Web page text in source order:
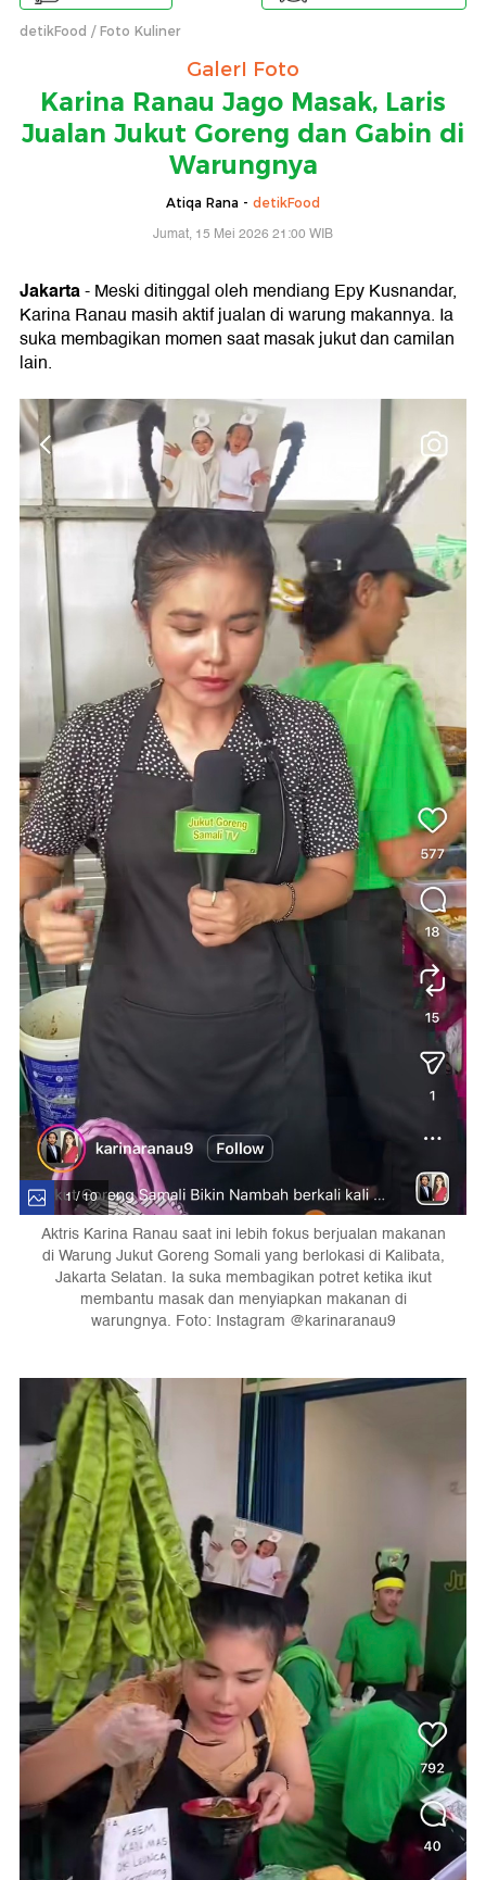
detikFood Foto Kuliner
GalerI Foto
Karina Ranau Jago Masak, Laris
Jualan Jukut Goreng dan Gabin di
Warungnya
Atiqa Rana - detikFood
Jumat, 15 Mei 2026 21:00 WIB
Jakarta- Meski ditinggal oleh mendiang Epy Kusnandar,
Karina Ranau masih aktif jualan di warung makannya. Ia
suka membagikan momen saat masak jukut dan camilan
lain.
1 / 10
Aktris Karina Ranau saat ini lebih fokus berjualan makanan
di Warung Jukut Goreng Somali yang berlokasi di Kalibata,
Jakarta Selatan. Ia suka membagikan potret ketika ikut
membantu masak dan menyiapkan makanan di
warungnya. Foto: Instagram @karinaranau9